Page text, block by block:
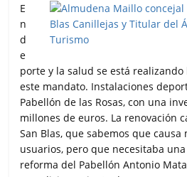
E
n
d
e
porte y la salud se está
este mandato. Instalaciones
Pabellón de las Rosas, con una
millones de euros. La renovación
San Blas, que sabemos que causa
usuarios, pero que necesitaba
reforma del Pabellón Antonio